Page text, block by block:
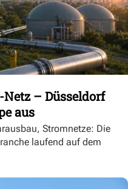
– Düsseldorf
aus
Stromnetze: Die
laufend auf dem